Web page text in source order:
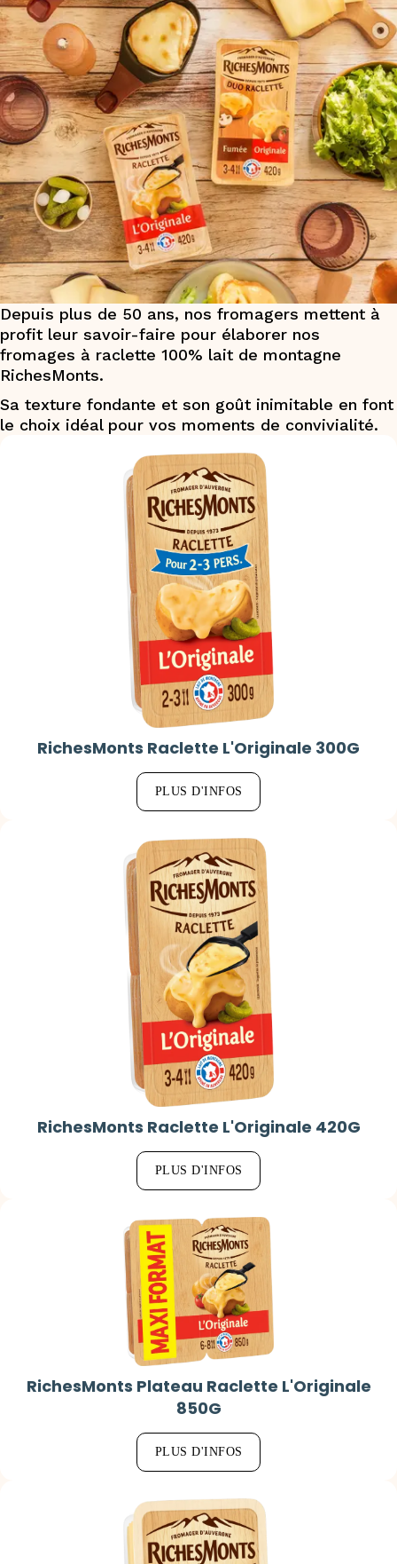
Depuis plus de 50 ans, nos fromagers mettent à
profit leur savoir-faire pour élaborer nos
fromages à raclette 100% lait de montagne
RichesMonts.
Sa texture fondante et son goût inimitable en font
le choix idéal pour vos moments de convivialité.
RichesMonts Raclette L'Originale 300G
PLUS D'INFOS
RichesMonts Raclette L'Originale 420G
PLUS D'INFOS
RichesMonts Plateau Raclette L'Originale
850G
PLUS D'INFOS